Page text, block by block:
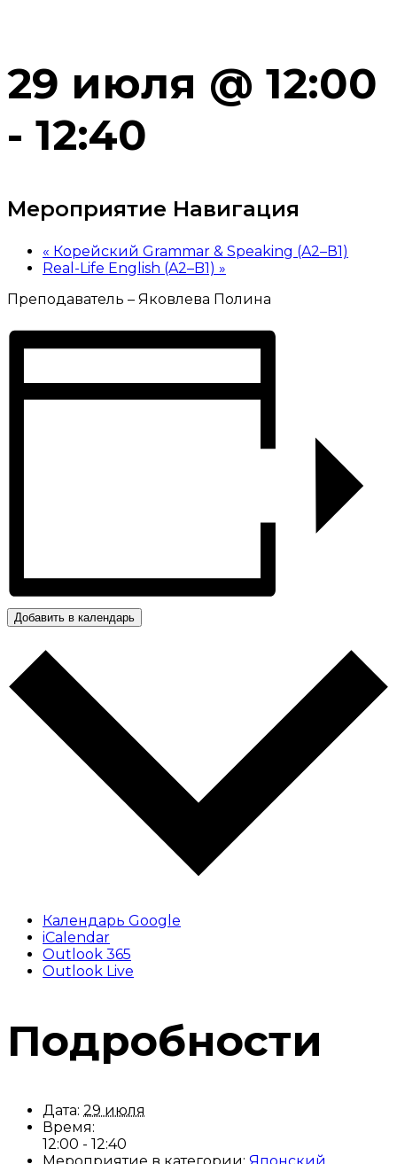
29 июля @ 12:00
- 12:40
Мероприятие Навигация
« Корейский Grammar & Speaking (A2–В1)
Real-Life English (A2–B1) »
Преподаватель – Яковлева Полина
Добавить в календарь
Календарь Google
iCalendar
Outlook 365
Outlook Live
Подробности
Дата: 29 июля
Время:
12:00 - 12:40